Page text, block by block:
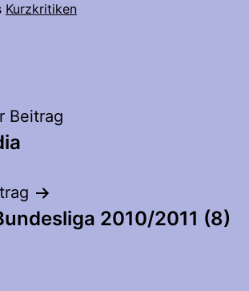
Kurzkritiken
Beitrag
2010/2011 (8)